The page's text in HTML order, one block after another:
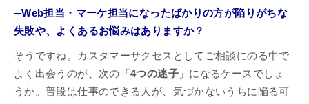
─Web担当・マーケ担当になったばかりの方が陥りがちな
失敗や、よくあるお悩みはありますか？
そうですね。カスタマーサクセスとしてご相談にのる中で
よく出会うのが、次の「4つの迷子」になるケースでしょ
うか。普段は仕事のできる人が、気づかないうちに陥る可